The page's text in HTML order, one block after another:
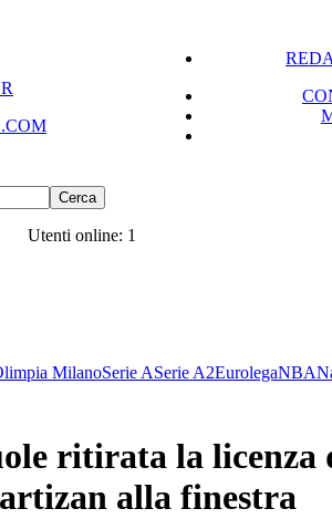
Utenti online: 1
MilanoSerie ASerie A2EurolegaNBA
ritirata la licenza
alla finestra